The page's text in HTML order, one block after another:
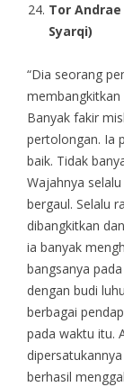
Tor
Syarqi)
“Dia seorang
membangkitkan
Banyak fakir
pertolongan. Ia
baik. Tidak
Wajahnya
bergaul. Selalu
dibangkitkan
ia banyak
bangsanya
dengan budi
berbagai
pada waktu itu.
berhasil